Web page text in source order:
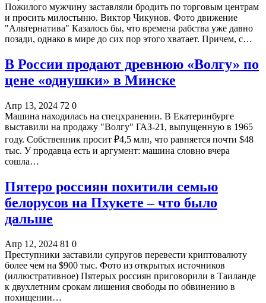
Пожилого мужчину заставляли бродить по торговым центрам
и просить милостыню. Виктор Чикунов. Фото движение
"Альтернатива" Казалось бы, что времена рабства уже давно
позади, однако в мире до сих пор этого хватает. Причем, с…
В России продают древнюю «Волгу» по
цене «однушки» в Минске
Апр 13, 2024 72 0
Машина находилась на спецхранении. В Екатеринбурге
выставили на продажу "Волгу" ГАЗ-21, выпущенную в 1965
году. Собственник просит ₽4,5 млн, что равняется почти $48
тыс. У продавца есть и аргумент: машина словно вчера
сошла…
Пятеро россиян похитили семью
белорусов на Пхукете – что было
дальше
Апр 12, 2024 81 0
Преступники заставили супругов перевести криптовалюту
более чем на $900 тыс. Фото из открытых источников
(иллюстративное) Пятерых россиян приговорили в Таиланде
к двухлетним срокам лишения свободы по обвинению в
похищении…